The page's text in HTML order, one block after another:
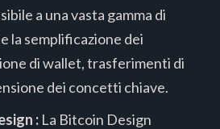
a una vasta gamma di
la semplificazione dei
di wallet, trasferimenti di
dei concetti chiave.
: La Bitcoin Design